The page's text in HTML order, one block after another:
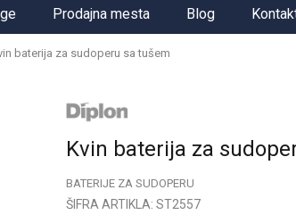
Prodajna mesta Blog
baterija za sudoperu sa tušem
Kvin baterija za
BATERIJE ZA SUDOPERU
ŠIFRA ARTIKLA: ST2557